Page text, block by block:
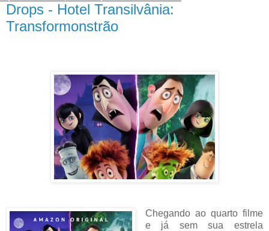
Drops - Hotel Transilvânia:
Transformonstrão
Chegando ao quarto filme
e já sem sua estrela